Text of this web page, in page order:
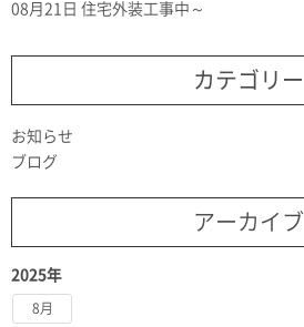
08月21日 住宅外装工事中～
カテゴリー
お知らせ
ブログ
アーカイブ
2025年
8月